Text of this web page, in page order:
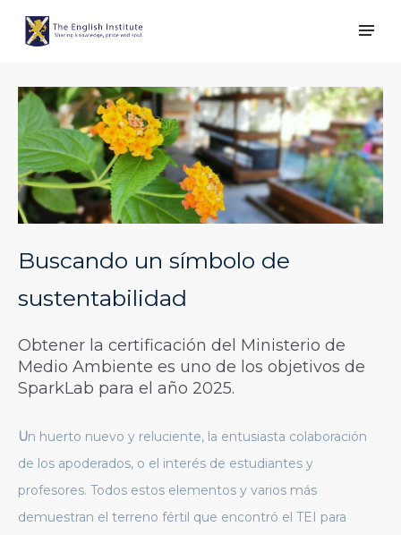
Buscando un símbolo de
sustentabilidad
Obtener la certificación del Ministerio de
Medio Ambiente es uno de los objetivos de
SparkLab para el año 2025.
Un huerto nuevo y reluciente, la entusiasta colaboración
de los apoderados, o el interés de estudiantes y
profesores. Todos estos elementos y varios más
demuestran el terreno fértil que encontró el TEI para